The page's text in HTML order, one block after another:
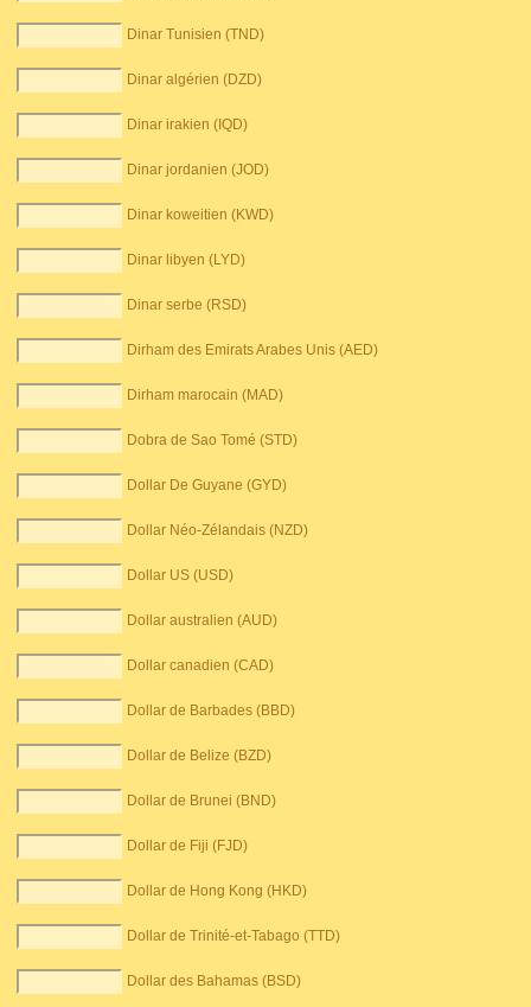
Dinar Tunisien (TND)
Dinar algérien (DZD)
Dinar irakien (IQD)
Dinar jordanien (JOD)
Dinar koweitien (KWD)
Dinar libyen (LYD)
Dinar serbe (RSD)
Dirham des Emirats Arabes Unis (AED)
Dirham marocain (MAD)
Dobra de Sao Tomé (STD)
Dollar De Guyane (GYD)
Dollar Néo-Zélandais (NZD)
Dollar US (USD)
Dollar australien (AUD)
Dollar canadien (CAD)
Dollar de Barbades (BBD)
Dollar de Belize (BZD)
Dollar de Brunei (BND)
Dollar de Fiji (FJD)
Dollar de Hong Kong (HKD)
Dollar de Trinité-et-Tabago (TTD)
Dollar des Bahamas (BSD)